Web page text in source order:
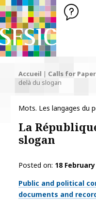
SFSIC Société Française
Société
Accueil | Calls for
delà du slogan
Mots. Les langages du
La
slogan
Posted on 18
Thématiques
Public and political
documents and